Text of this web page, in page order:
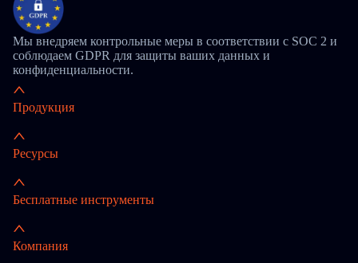
Мы внедряем контрольные меры в соответствии с SOC 2 и
соблюдаем GDPR для защиты ваших данных и
конфиденциальности.
Продукция
Ресурсы
Бесплатные инструменты
Компания